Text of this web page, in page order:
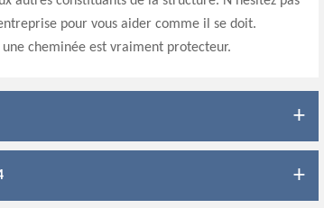
pour vous aider comme il se doit.
cheminée est vraiment protecteur.